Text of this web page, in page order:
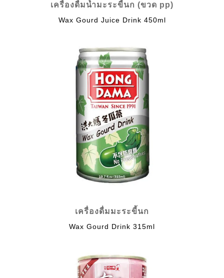
เครื่องดื่มน้ำมะระขี้นก (ขวด pp)
Wax Gourd Juice Drink 450ml
เครื่องดื่มมะระขี้นก
Wax Gourd Drink 315ml